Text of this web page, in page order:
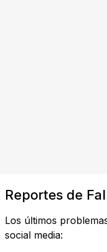
Reportes de
Los últimos
social media: